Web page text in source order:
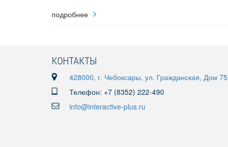
подробнее
КОНТАКТЫ
428000, г. Чебоксары, ул. Гражданская, Дом 75
Телефон: +7 (8352) 222-490
info@interactive-plus.ru